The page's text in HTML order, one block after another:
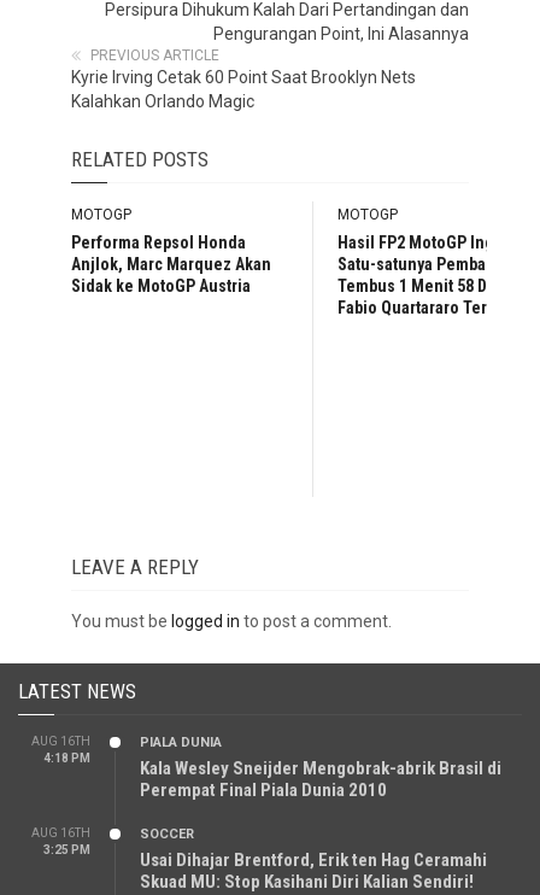
Persipura Dihukum Kalah Dari Pertandingan dan
Pengurangan Point, Ini Alasannya
PREVIOUS ARTICLE
Kyrie Irving Cetak 60 Point Saat Brooklyn Nets
Kalahkan Orlando Magic
RELATED POSTS
MOTOGP
Performa Repsol Honda
Anjlok, Marc Marquez Akan
Sidak ke MotoGP Austria
MOTOGP
Hasil FP2 MotoGP Inggris:
Satu-satunya Pembalap
Tembus 1 Menit 58 Detik,
Fabio Quartararo Tercepat
LEAVE A REPLY
You must be logged in to post a comment.
LATEST NEWS
AUG 16TH
4:18 PM
PIALA DUNIA
Kala Wesley Sneijder Mengobrak-abrik Brasil di
Perempat Final Piala Dunia 2010
AUG 16TH
3:25 PM
SOCCER
Usai Dihajar Brentford, Erik ten Hag Ceramahi
Skuad MU: Stop Kasihani Diri Kalian Sendiri!